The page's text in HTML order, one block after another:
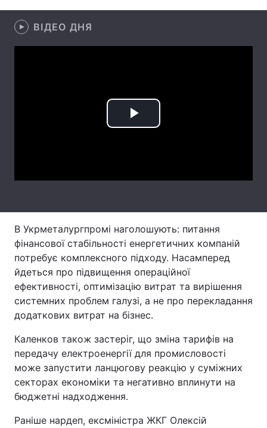
ВІДЕО ДНЯ
Play
В Укрметалургпромі наголошують: питання
фінансової стабільності енергетичних компаній
потребує комплексного підходу. Насамперед
йдеться про підвищення операційної
ефективності, оптимізацію витрат та вирішення
системних проблем галузі, а не про перекладання
додаткових витрат на бізнес.
Каленков також застеріг, що зміна тарифів на
передачу електроенергії для промисловості
може запустити ланцюгову реакцію у суміжних
секторах економіки та негативно вплинути на
бюджетні надходження.
Раніше нардеп, ексміністра ЖКГ Олексій